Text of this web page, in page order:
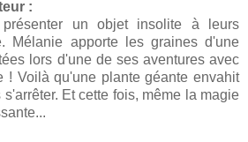
:
présenter un objet insolite à leurs
Mélanie apporte les graines d'une
lors d'une de ses aventures avec
! Voilà qu'une plante géante envahit
Et cette fois, même la magie